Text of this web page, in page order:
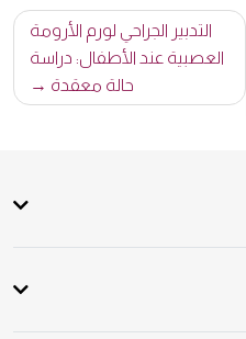
التدبير الجراحي لورم الأرومة
العصبية عند الأطفال: دراسة
حالة معقدة